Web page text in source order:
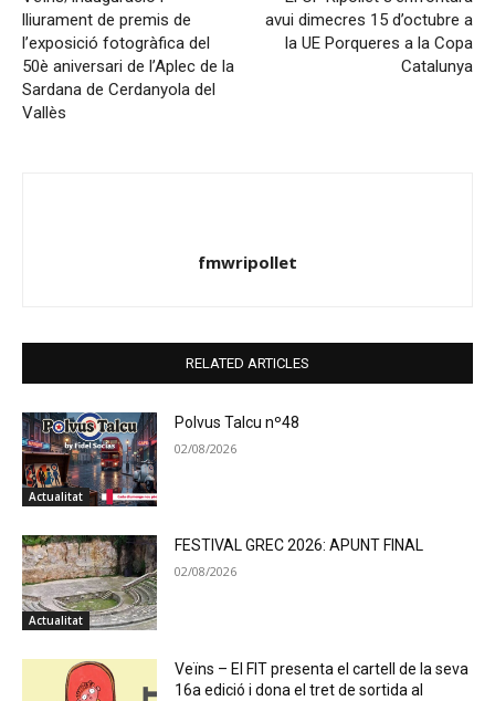
lliurament de premis de
l’exposició fotogràfica del
50è aniversari de l’Aplec de la
Sardana de Cerdanyola del
Vallès
avui dimecres 15 d’octubre a
la UE Porqueres a la Copa
Catalunya
fmwripollet
RELATED ARTICLES
Actualitat
Polvus Talcu nº48
02/08/2026
Actualitat
FESTIVAL GREC 2026: APUNT FINAL
02/08/2026
Veïns – El FIT presenta el cartell de la seva
16a edició i dona el tret de sortida al